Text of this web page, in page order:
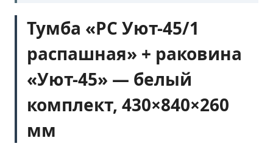
Тумба «РС Уют-45/1
распашная» + раковина
«Уют-45» — белый
комплект, 430×840×260
мм